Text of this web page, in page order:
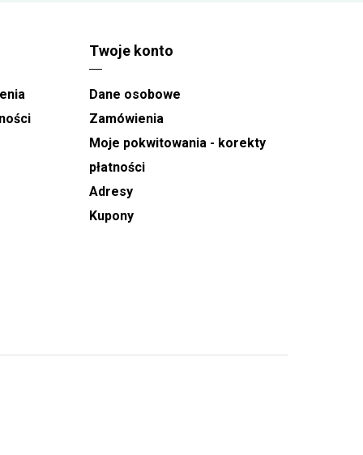
Twoje konto
Dane osobowe
Zamówienia
Moje pokwitowania - korekty
płatności
Adresy
Kupony